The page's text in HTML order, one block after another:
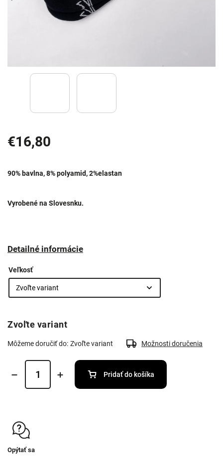
€16,80
90% bavlna, 8% polyamid, 2%elastan
Vyrobené na Slovesnku.
Detailné informácie
Veľkosť
Zvoľte variant
Môžeme doručiť do: Zvoľte variant Možnosti doručenia
Pridať do košíka
Opýtať sa